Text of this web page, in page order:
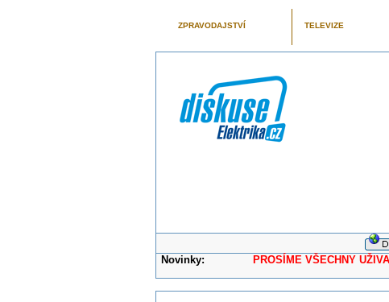
ZPRAVODAJSTVÍ TELEVIZE
Novinky: PROSÍME VŠECHNY